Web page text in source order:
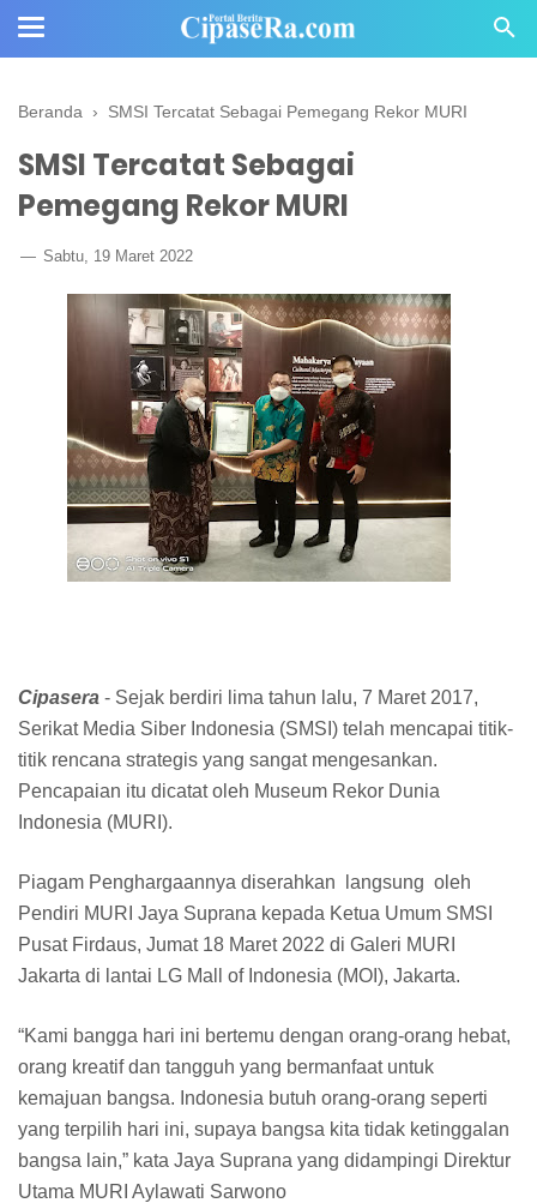
Beranda › SMSI Tercatat Sebagai Pemegang Rekor MURI
SMSI Tercatat Sebagai
Pemegang Rekor MURI
Sabtu, 19 Maret 2022
Cipasera - Sejak berdiri lima tahun lalu, 7 Maret 2017,
Serikat Media Siber Indonesia (SMSI) telah mencapai titik-
titik rencana strategis yang sangat mengesankan.
Pencapaian itu dicatat oleh Museum Rekor Dunia
Indonesia (MURI).
Piagam Penghargaannya diserahkan langsung oleh
Pendiri MURI Jaya Suprana kepada Ketua Umum SMSI
Pusat Firdaus, Jumat 18 Maret 2022 di Galeri MURI
Jakarta di lantai LG Mall of Indonesia (MOI), Jakarta.
“Kami bangga hari ini bertemu dengan orang-orang hebat,
orang kreatif dan tangguh yang bermanfaat untuk
kemajuan bangsa. Indonesia butuh orang-orang seperti
yang terpilih hari ini, supaya bangsa kita tidak ketinggalan
bangsa lain,” kata Jaya Suprana yang didampingi Direktur
Utama MURI Aylawati Sarwono